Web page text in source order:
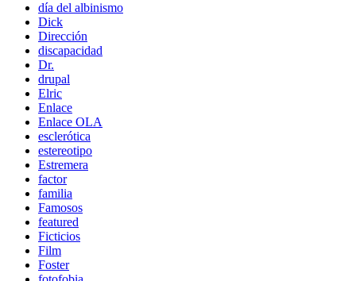
día del albinismo
Dick
Dirección
discapacidad
Dr.
drupal
Elric
Enlace
Enlace OLA
esclerótica
estereotipo
Estremera
factor
familia
Famosos
featured
Ficticios
Film
Foster